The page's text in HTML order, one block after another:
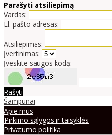
Parašyti atsiliepimą
Vardas:
El. pašto adresas:
Atsiliepimas:
Įvertinimas:
Įveskite saugos kodą:
Rašyti
Šampūnai
Apie mus
Pirkimo sąlygos ir taisyklės
Privatumo politika